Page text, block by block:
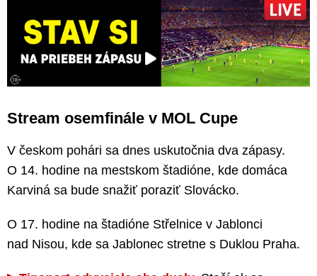
Stream osemfinále v MOL Cupe
V českom pohári sa dnes uskutočnia dva zápasy.
O 14. hodine na mestskom štadióne, kde domáca
Karviná sa bude snažiť poraziť Slovácko.
O 17. hodine na štadióne Střelnice v Jablonci
nad Nisou, kde sa Jablonec stretne s Duklou Praha.